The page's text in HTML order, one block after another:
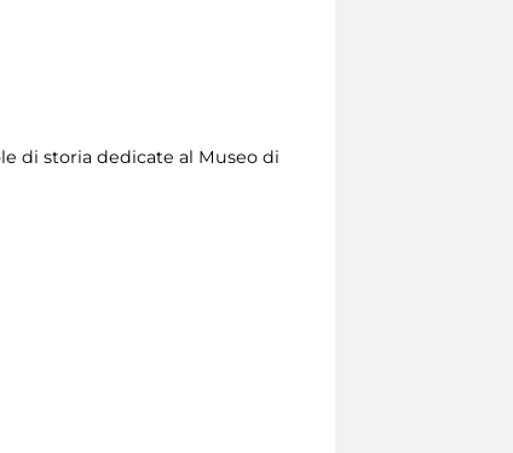
di storia dedicate al Museo di